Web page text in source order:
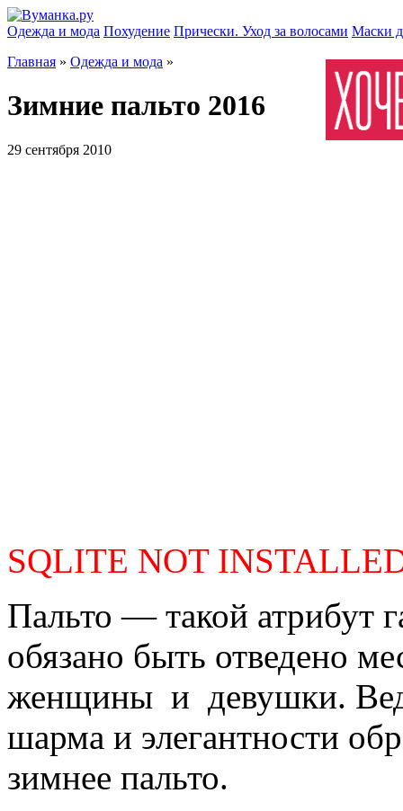
Одежда и мода Похудение Прически. Уход за волосами Маски
Главная » Одежда и мода »
Зимние пальто 2016
29 сентября 2010
SQLITE NOT
Пальто — такой атрибут
обязано быть отведено
женщины и девушки.
шарма и элегантности
зимнее пальто.